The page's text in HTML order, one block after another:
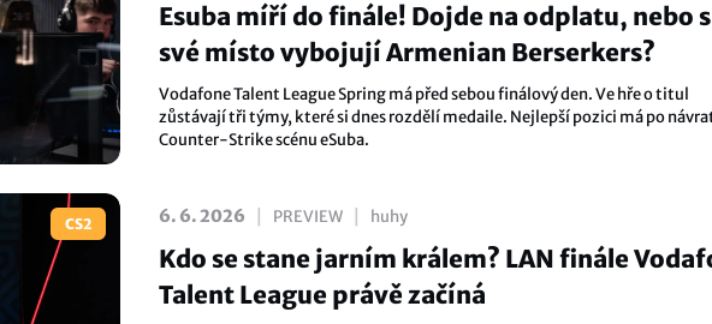
Esuba míří do finále! Dojde na odplatu, nebo
své místo vybojují Armenian Berserkers?
Vodafone Talent League Spring má před sebou finálový den. Ve hře o titul
zůstávají tři týmy, které si dnes rozdělí medaile. Nejlepší pozici má po
Counter-Strike scénu eSuba.
CS2 6. 6. 2026 PREVIEW huhy
Kdo se stane jarním králem? LAN finále
Talent League právě začíná